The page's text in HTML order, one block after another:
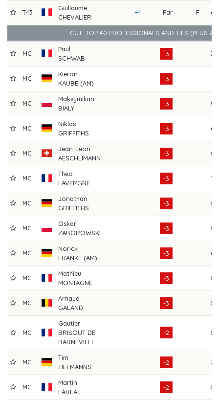
T43
Guillaume
CHEVALIER
+4 Par F 67
CUT: TOP 40 PROFESSIONALS AND TIES (PLUS
MC
Paul
SCHWAB
-3 70
MC
Kieron
KAUBE (AM)
-3 71
MC
Maksymilian
BIALY
-3 68
MC
Niklas
GRIFFITHS
-3 64
MC
Jean-Leon
AESCHLIMANN
-3 69
MC
Theo
LAVERGNE
-3 72
MC
Jonathan
GRIFFITHS
-3 69
MC
Oskar
ZABOROWSKI
-3 68
MC
Norick
FRANKE (AM)
-3 66
MC
Mathieu
MONTAGNE
-3 68
MC
Arnaud
GALAND
-3 68
MC
Gautier
BRISOUT DE
BARNEVILLE
-2 69
MC
Tim
TILLMANNS
-2 70
MC
Martin
FARFAL
-2 69